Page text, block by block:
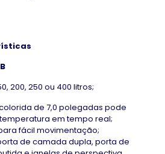
200, 250 ou 400 litros;
de 7,0 polegadas pode
em tempo real;
fácil movimentação;
de camada dupla, porta de